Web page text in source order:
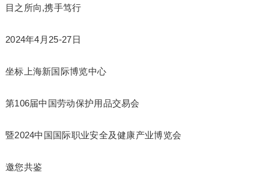
目之所向,携手笃行
2024年4月25-27日
坐标上海新国际博览中心
第106届中国劳动保护用品交易会
暨2024中国国际职业安全及健康产业博览会
邀您共鉴